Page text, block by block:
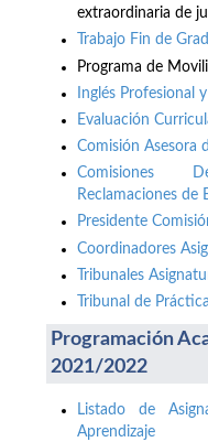
extraordinaria de
Trabajo Fin de
Programa de
Inglés Profesional
Evaluación
Comisión Asesora
Comisiones
Reclamaciones de
Presidente
Coordinadores
Tribunales
Tribunal de
Programación
2021/2022
Listado de
Aprendizaje